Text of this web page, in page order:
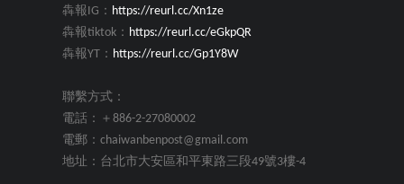
犇報IG： https://reurl.cc/Xn1ze
犇報tiktok： https://reurl.cc/eGkpQR
犇報YT： https://reurl.cc/Gp1Y8W
聯繫方式：
電話：＋886-2-27080002
電郵：chaiwanbenpost@gmail.com
地址：台北市大安區和平東路三段49號3樓-4